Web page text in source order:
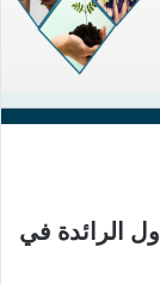
الرائدة في